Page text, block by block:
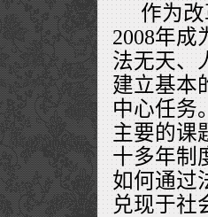
作为
2008年成
法无天、
建立基本
中心任务
主要的课
十多年制
如何通过
兑现于社